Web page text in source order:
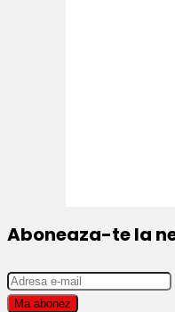
Aboneaza-te la